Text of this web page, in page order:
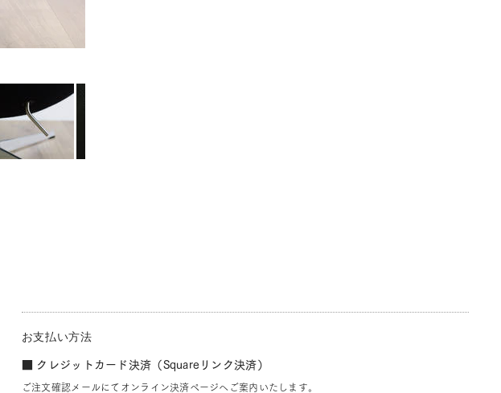
お支払い方法
■ クレジットカード決済（Squareリンク決済）
ご注文確認メールにてオンライン決済ページへご案内いたします。